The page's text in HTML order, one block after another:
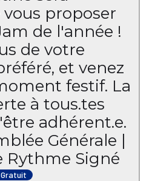
vous proposer
de l'année !
de votre
et venez
festif. La
à tous.tes
adhérent.e.
Générale |
Rythme Signé
Gratuit